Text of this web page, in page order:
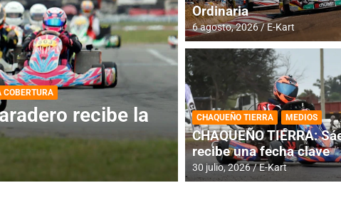
para la
DESTACADA INFORME CENTRAL
RMC BUENOS
histórica en
4 agosto, 2026 E-Kart
Ordinaria
6 agosto, 2026 E-Kart
CHAQUEÑO TIERRA MEDIOS
CHAQUEÑO TIERRA:
recibe una fecha clave
30 julio, 2026 E-Kart